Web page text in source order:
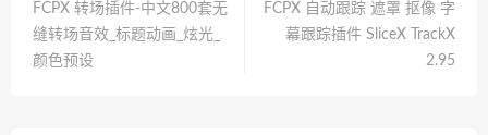
FCPX 转场插件-中文800套无
缝转场音效_标题动画_炫光_
颜色预设
FCPX 自动跟踪 遮罩 抠像 字
幕跟踪插件 SliceX TrackX
2.95